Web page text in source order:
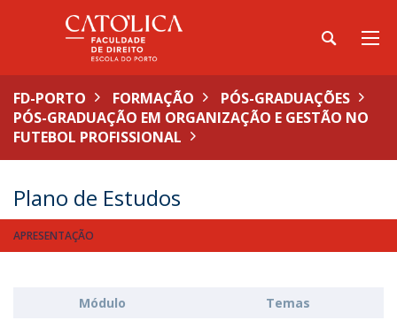
FD-PORTO FORMAÇÃO
PÓS-GRADUAÇÕES
PÓS-GRADUAÇÃO EM ORGANIZAÇÃO E GESTÃO NO
FUTEBOL PROFISSIONAL
Plano de Estudos
APRESENTAÇÃO
Módulo Temas